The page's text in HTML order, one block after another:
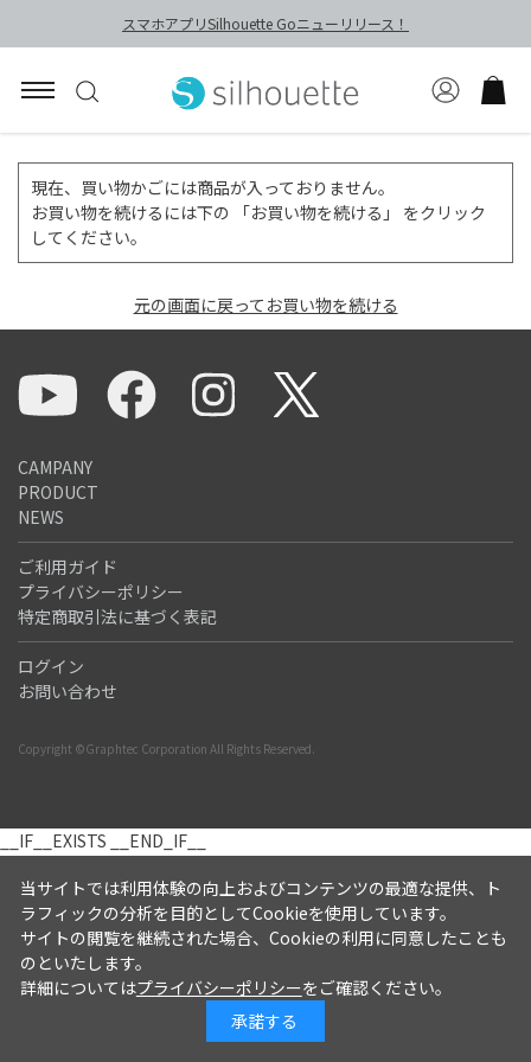
スマホアプリSilhouette Goニューリリース！
現在、買い物かごには商品が入っておりません。
お買い物を続けるには下の 「お買い物を続ける」 をクリック
してください。
元の画面に戻ってお買い物を続ける
CAMPANY
PRODUCT
NEWS
ご利用ガイド
プライバシーポリシー
特定商取引法に基づく表記
ログイン
お問い合わせ
Copyright ©Graphtec Corporation All Rights Reserved.
__IF__EXISTS __END_IF__
当サイトでは利用体験の向上およびコンテンツの最適な提供、ト
ラフィックの分析を目的としてCookieを使用しています。
サイトの閲覧を継続された場合、Cookieの利用に同意したことも
のといたします。
詳細についてはプライバシーポリシーをご確認ください。
承諾する